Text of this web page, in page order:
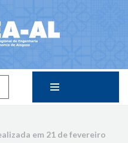
em 21 de fevereiro